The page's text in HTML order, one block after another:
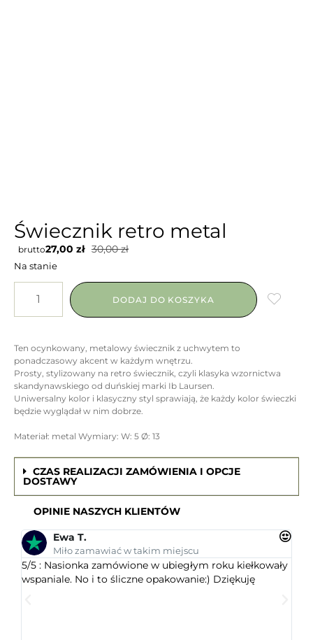
Świecznik retro metal
30,00zł
27,00 zł
brutto
Na stanie
DODAJ DO KOSZYKA
Ten ocynkowany, metalowy świecznik z uchwytem to
ponadczasowy akcent w każdym wnętrzu.
Prosty, stylizowany na retro świecznik, czyli klasyka wzornictwa
skandynawskiego od duńskiej marki Ib Laursen.
Uniwersalny kolor i klasyczny styl sprawiają, że każdy kolor świeczki
będzie wyglądał w nim dobrze.
Materiał: metal Wymiary: W: 5 Ø: 13
CZAS REALIZACJI ZAMÓWIENIA I OPCJE
DOSTAWY
OPINIE NASZYCH KLIENTÓW
Ewa T.
Miło zamawiać w takim miejscu
5/5 : Nasionka zamówione w ubiegłym roku kiełkowały
wspaniale. No i to śliczne opakowanie:) Dziękuję